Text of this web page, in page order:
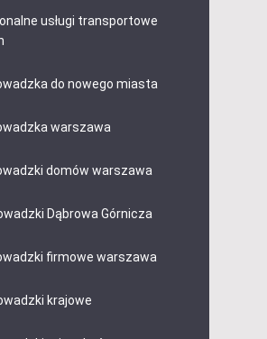
usługi transportowe
do nowego miasta
warszawa
domów warszawa
Dąbrowa Górnicza
firmowe warszawa
krajowe